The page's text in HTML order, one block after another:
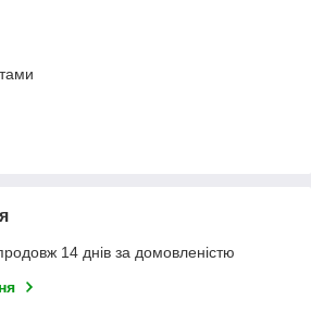
14 днів за домовленістю